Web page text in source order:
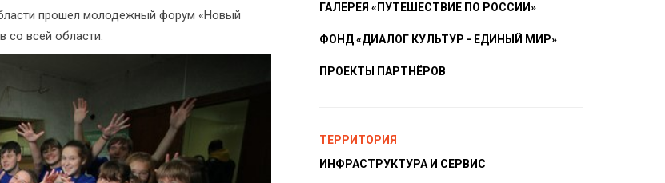
прошел молодежный форум «Новый
со всей области.
ГАЛЕРЕЯ «ПУТЕШЕСТВИЕ ПО РОССИИ»
ФОНД «ДИАЛОГ КУЛЬТУР - ЕДИНЫЙ МИР»
ПРОЕКТЫ ПАРТНЁРОВ
ТЕРРИТОРИЯ
ИНФРАСТРУКТУРА И СЕРВИС